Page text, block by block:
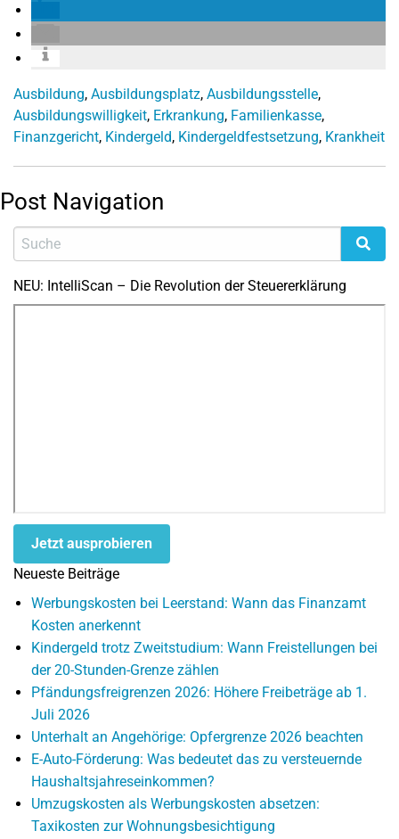
Ausbildung, Ausbildungsplatz, Ausbildungsstelle,
Ausbildungswilligkeit, Erkrankung, Familienkasse,
Finanzgericht, Kindergeld, Kindergeldfestsetzung, Krankheit
Post Navigation
NEU: IntelliScan – Die Revolution der Steuererklärung
Jetzt ausprobieren
Neueste Beiträge
Werbungskosten bei Leerstand: Wann das Finanzamt
Kosten anerkennt
Kindergeld trotz Zweitstudium: Wann Freistellungen bei
der 20-Stunden-Grenze zählen
Pfändungsfreigrenzen 2026: Höhere Freibeträge ab 1.
Juli 2026
Unterhalt an Angehörige: Opfergrenze 2026 beachten
E-Auto-Förderung: Was bedeutet das zu versteuernde
Haushaltsjahreseinkommen?
Umzugskosten als Werbungskosten absetzen:
Taxikosten zur Wohnungsbesichtigung